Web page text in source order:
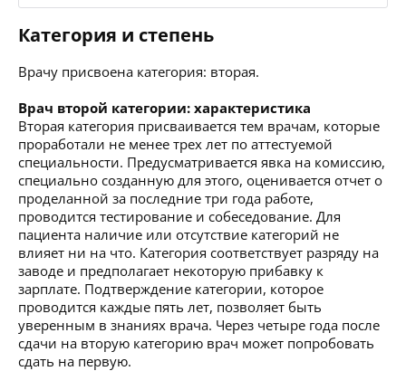
Категория и степень
Врачу присвоена категория: вторая.
Врач второй категории: характеристика
Вторая категория присваивается тем врачам, которые
проработали не менее трех лет по аттестуемой
специальности. Предусматривается явка на комиссию,
специально созданную для этого, оценивается отчет о
проделанной за последние три года работе,
проводится тестирование и собеседование. Для
пациента наличие или отсутствие категорий не
влияет ни на что. Категория соответствует разряду на
заводе и предполагает некоторую прибавку к
зарплате. Подтверждение категории, которое
проводится каждые пять лет, позволяет быть
уверенным в знаниях врача. Через четыре года после
сдачи на вторую категорию врач может попробовать
сдать на первую.